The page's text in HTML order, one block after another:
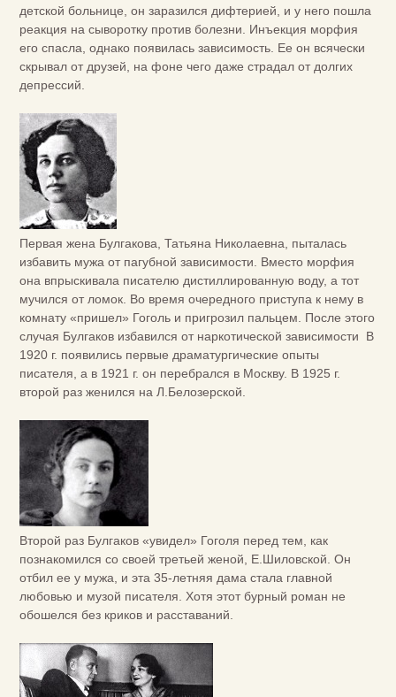
детской больнице, он заразился дифтерией, и у него пошла
реакция на сыворотку против болезни. Инъекция морфия
его спасла, однако появилась зависимость. Ее он всячески
скрывал от друзей, на фоне чего даже страдал от долгих
депрессий.
Первая жена Булгакова, Татьяна Николаевна, пыталась
избавить мужа от пагубной зависимости. Вместо морфия
она впрыскивала писателю дистиллированную воду, а тот
мучился от ломок. Во время очередного приступа к нему в
комнату «пришел» Гоголь и пригрозил пальцем. После этого
случая Булгаков избавился от наркотической зависимости В
1920 г. появились первые драматургические опыты
писателя, а в 1921 г. он перебрался в Москву. В 1925 г.
второй раз женился на Л.Белозерской.
Второй раз Булгаков «увидел» Гоголя перед тем, как
познакомился со своей третьей женой, Е.Шиловской. Он
отбил ее у мужа, и эта 35-летняя дама стала главной
любовью и музой писателя. Хотя этот бурный роман не
обошелся без криков и расставаний.